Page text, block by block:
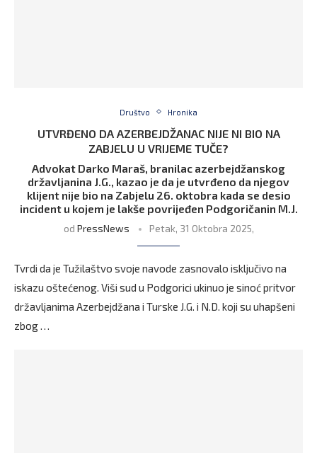
Društvo Hronika
UTVRĐENO DA AZERBEJDŽANAC NIJE NI BIO NA
ZABJELU U VRIJEME TUČE?
Advokat Darko Maraš, branilac azerbejdžanskog
državljanina J.G., kazao je da je utvrđeno da njegov
klijent nije bio na Zabjelu 26. oktobra kada se desio
incident u kojem je lakše povrijeđen Podgoričanin M.J.
od PressNews Petak, 31 Oktobra 2025,
Tvrdi da je Tužilaštvo svoje navode zasnovalo isključivo na
iskazu oštećenog. Viši sud u Podgorici ukinuo je sinoć pritvor
državljanima Azerbejdžana i Turske J.G. i N.D. koji su uhapšeni
zbog …